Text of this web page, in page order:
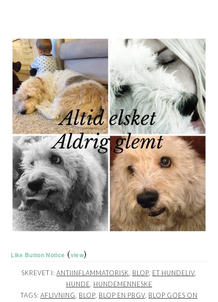
Like Button Notice (view)
SKREVET I: ANTIINFLAMMATORISK, BLOP, ET HUNDELIV,
HUNDE, HUNDEMENNESKE
TAGS: AFLIVNING, BLOP, BLOP EN PBGV, BLOP GOES ON